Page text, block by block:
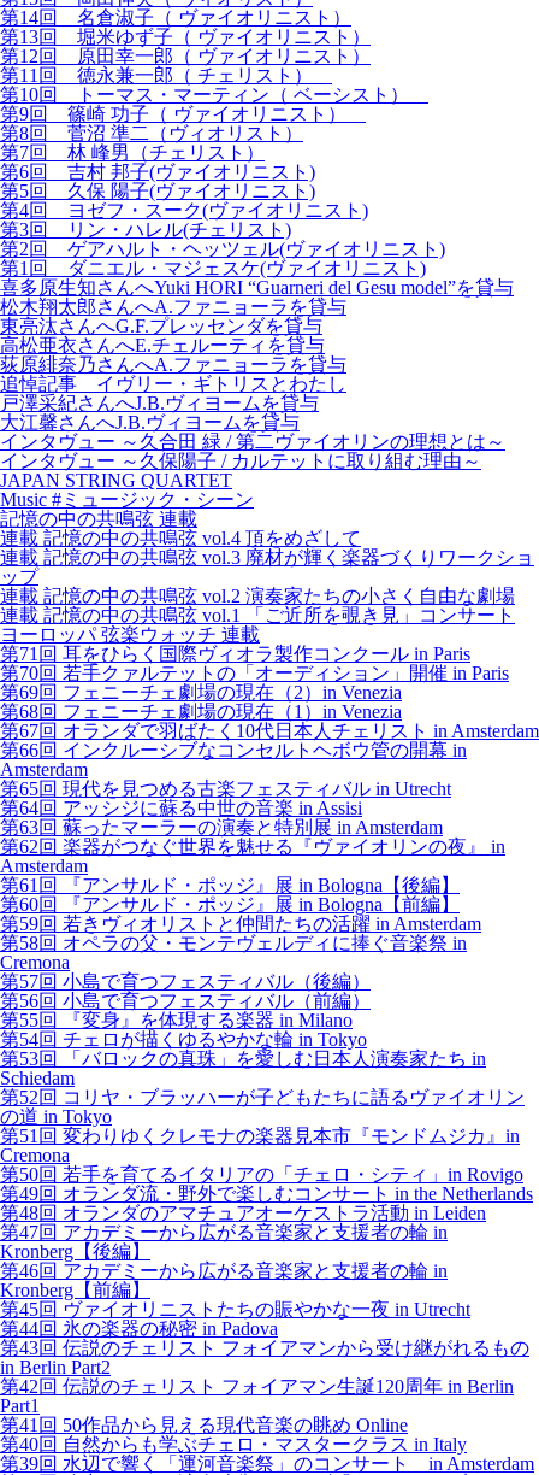
第14回 名倉淑子（ ヴァイオリニスト）
第13回 堀米ゆず子（ ヴァイオリニスト）
第12回 原田幸一郎（ ヴァイオリニスト）
第11回 徳永兼一郎（ チェリスト）
第10回 トーマス・マーティン（ ベーシスト）
第9回 篠崎 功子（ ヴァイオリニスト）
第8回 菅沼 準二（ヴィオリスト）
第7回 林 峰男（チェリスト）
第6回 吉村 邦子(ヴァイオリニスト)
第5回 久保 陽子(ヴァイオリニスト)
第4回 ヨゼフ・スーク(ヴァイオリニスト)
第3回 リン・ハレル(チェリスト)
第2回 ゲアハルト・ヘッツェル(ヴァイオリニスト)
第1回 ダニエル・マジェスケ(ヴァイオリニスト)
喜多原生知さんへYuki HORI “Guarneri del Gesu model”を貸与
松木翔太郎さんへA.ファニョーラを貸与
東亮汰さんへG.F.プレッセンダを貸与
高松亜衣さんへE.チェルーティを貸与
荻原緋奈乃さんへA.ファニョーラを貸与
追悼記事 イヴリー・ギトリスとわたし
戸澤采紀さんへJ.B.ヴィヨームを貸与
大江馨さんへJ.B.ヴィヨームを貸与
インタヴュー ～久合田 緑 / 第二ヴァイオリンの理想とは～
インタヴュー ～久保陽子 / カルテットに取り組む理由～
JAPAN STRING QUARTET
Music #ミュージック・シーン
記憶の中の共鳴弦 連載
連載 記憶の中の共鳴弦 vol.4 頂をめざして
連載 記憶の中の共鳴弦 vol.3 廃材が輝く楽器づくりワークショ
ップ
連載 記憶の中の共鳴弦 vol.2 演奏家たちの小さく自由な劇場
連載 記憶の中の共鳴弦 vol.1 「ご近所を覗き見」コンサート
ヨーロッパ 弦楽ウォッチ 連載
第71回 耳をひらく国際ヴィオラ製作コンクール in Paris
第70回 若手クァルテットの「オーディション」開催 in Paris
第69回 フェニーチェ劇場の現在（2）in Venezia
第68回 フェニーチェ劇場の現在（1）in Venezia
第67回 オランダで羽ばたく10代日本人チェリスト in Amsterdam
第66回 インクルーシブなコンセルトヘボウ管の開幕 in
Amsterdam
第65回 現代を見つめる古楽フェスティバル in Utrecht
第64回 アッシジに蘇る中世の音楽 in Assisi
第63回 蘇ったマーラーの演奏と特別展 in Amsterdam
第62回 楽器がつなぐ世界を魅せる『ヴァイオリンの夜』 in
Amsterdam
第61回 『アンサルド・ポッジ』展 in Bologna【後編】
第60回 『アンサルド・ポッジ』展 in Bologna【前編】
第59回 若きヴィオリストと仲間たちの活躍 in Amsterdam
第58回 オペラの父・モンテヴェルディに捧ぐ音楽祭 in
Cremona
第57回 小島で育つフェスティバル（後編）
第56回 小島で育つフェスティバル（前編）
第55回 『変身』を体現する楽器 in Milano
第54回 チェロが描くゆるやかな輪 in Tokyo
第53回 「バロックの真珠」を愛しむ日本人演奏家たち in
Schiedam
第52回 コリヤ・ブラッハーが子どもたちに語るヴァイオリン
の道 in Tokyo
第51回 変わりゆくクレモナの楽器見本市『モンドムジカ』in
Cremona
第50回 若手を育てるイタリアの「チェロ・シティ」in Rovigo
第49回 オランダ流・野外で楽しむコンサート in the Netherlands
第48回 オランダのアマチュアオーケストラ活動 in Leiden
第47回 アカデミーから広がる音楽家と支援者の輪 in
Kronberg【後編】
第46回 アカデミーから広がる音楽家と支援者の輪 in
Kronberg【前編】
第45回 ヴァイオリニストたちの賑やかな一夜 in Utrecht
第44回 氷の楽器の秘密 in Padova
第43回 伝説のチェリスト フォイアマンから受け継がれるもの
in Berlin Part2
第42回 伝説のチェリスト フォイアマン生誕120周年 in Berlin
Part1
第41回 50作品から見える現代音楽の眺め Online
第40回 自然からも学ぶチェロ・マスタークラス in Italy
第39回 水辺で響く「運河音楽祭」のコンサート in Amsterdam